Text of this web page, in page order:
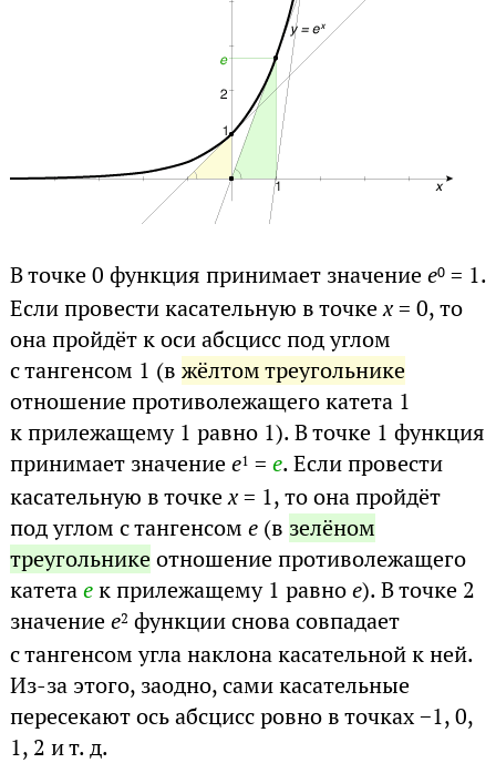
В точке 0 функция принимает значениеe0= 1.
Если провести касательную в точкеx= 0, то
она пройдёт к оси абсцисс под углом
с тангенсом 1 (в жёлтом треугольнике
отношение противолежащего катета 1
к прилежащему 1 равно 1). В точке 1 функция
принимает значениеe1 = e. Если провести
касательную в точкеx= 1, то она пройдёт
под углом с тангенсом e(в зелёном
треугольникеотношение противолежащего
катетаeк прилежащему 1 равноe). В точке 2
значениеe2 функции снова совпадает
с тангенсом угла наклона касательной к ней.
Из-за этого, заодно, сами касательные
пересекают ось абсцисс ровно в точках −1, 0,
1, 2 и т. д.